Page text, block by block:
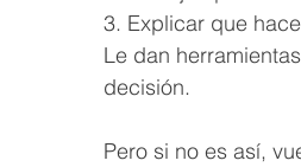
3. Explicar que
Le dan
decisión.
Pero si no es así,